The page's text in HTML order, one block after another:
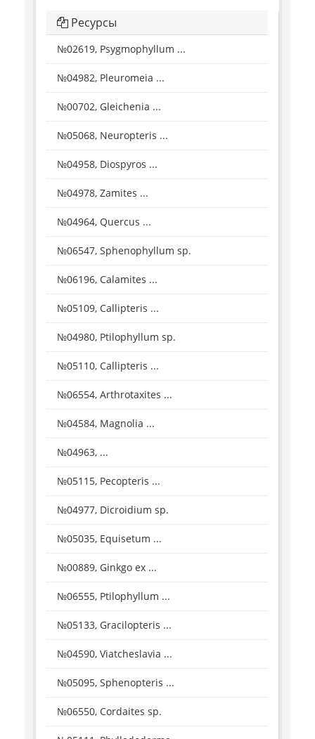
Ресурсы
№02619, Psygmophyllum ...
№04982, Pleuromeia ...
№00702, Gleichenia ...
№05068, Neuropteris ...
№04958, Diospyros ...
№04978, Zamites ...
№04964, Quercus ...
№06547, Sphenophyllum sp.
№06196, Calamites ...
№05109, Callipteris ...
№04980, Ptilophyllum sp.
№05110, Callipteris ...
№06554, Arthrotaxites ...
№04584, Magnolia ...
№04963, ...
№05115, Pecopteris ...
№04977, Dicroidium sp.
№05035, Equisetum ...
№00889, Ginkgo ex ...
№06555, Ptilophyllum ...
№05133, Gracilopteris ...
№04590, Viatcheslavia ...
№05095, Sphenopteris ...
№06550, Cordaites sp.